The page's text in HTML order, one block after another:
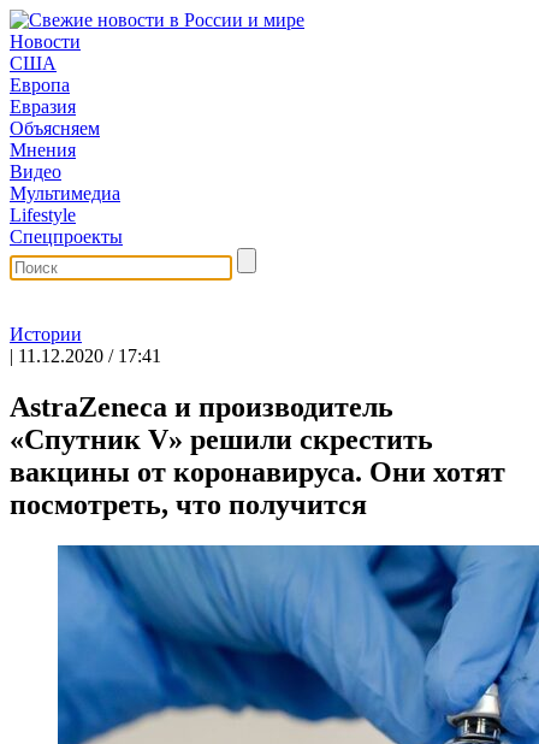
Новости
США
Европа
Евразия
Объясняем
Мнения
Видео
Мультимедиа
Lifestyle
Спецпроекты
Истории
| 11.12.2020 / 17:41
AstraZeneca и производитель
«Спутник V» решили скрестить
вакцины от коронавируса. Они хотят
посмотреть, что получится